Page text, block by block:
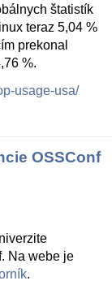
štatistík
teraz 5,04 %
prekonal
%.
usage-usa/
OSSConf
Na webe je
.